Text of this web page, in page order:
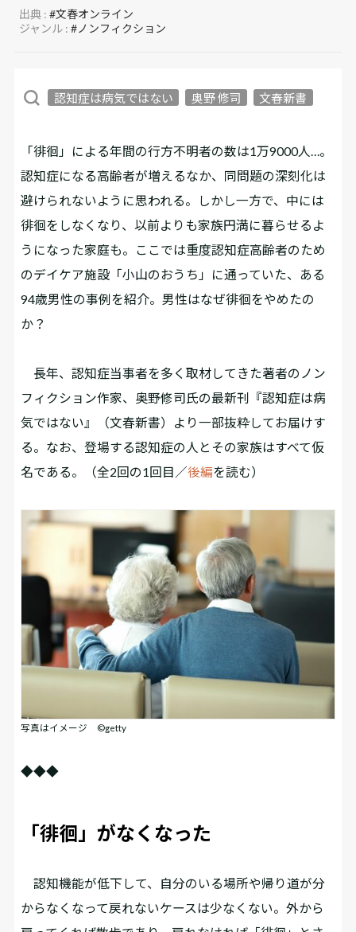
出典 :#文春オンライン
ジャンル :#ノンフィクション
認知症は病気ではない 奥野 修司 文春新書
「徘徊」による年間の行方不明者の数は1万9000人…。
認知症になる高齢者が増えるなか、同問題の深刻化は
避けられないように思われる。しかし一方で、中には
徘徊をしなくなり、以前よりも家族円満に暮らせるよ
うになった家庭も。ここでは重度認知症高齢者のため
のデイケア施設「小山のおうち」に通っていた、ある
94歳男性の事例を紹介。男性はなぜ徘徊をやめたの
か？
長年、認知症当事者を多く取材してきた著者のノン
フィクション作家、奥野修司氏の最新刊『認知症は病
気ではない』（文春新書）より一部抜粋してお届けす
る。なお、登場する認知症の人とその家族はすべて仮
名である。（全2回の1回目／後編を読む）
写真はイメージ ©getty
◆◆◆
「徘徊」がなくなった
認知機能が低下して、自分のいる場所や帰り道が分
からなくなって戻れないケースは少なくない。外から